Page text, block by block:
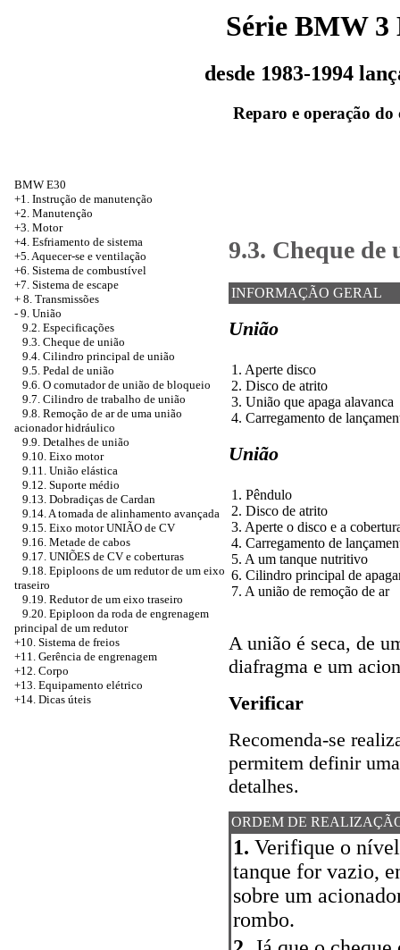
Série BMW 3
desde 1983-1994
Reparo e operação do
BMW E30
+1. Instrução de manutenção
+2. Manutenção
+3. Motor
+4. Esfriamento de sistema
+5. Aquecer-se e ventilação
+6. Sistema de combustível
+7. Sistema de escape
+ 8. Transmissões
- 9. União
9.2. Especificações
9.3. Cheque de união
9.4. Cilindro principal de união
9.5. Pedal de união
9.6. O comutador de união de bloqueio
9.7. Cilindro de trabalho de união
9.8. Remoção de ar de uma união
acionador hidráulico
9.9. Detalhes de união
9.10. Eixo motor
9.11. União elástica
9.12. Suporte médio
9.13. Dobradiças de Cardan
9.14. A tomada de alinhamento avançada
9.15. Eixo motor UNIÃO de CV
9.16. Metade de cabos
9.17. UNIÕES de CV e coberturas
9.18. Epiploons de um redutor de um eixo
traseiro
9.19. Redutor de um eixo traseiro
9.20. Epiploon da roda de engrenagem
principal de um redutor
+10. Sistema de freios
+11. Gerência de engrenagem
+12. Corpo
+13. Equipamento elétrico
+14. Dicas úteis
9.3. Cheque de
INFORMAÇÃO GERAL
União
1. Aperte disco
2. Disco de atrito
3. União que apaga alavanca
4. Carregamento de
União
1. Pêndulo
2. Disco de atrito
3. Aperte o disco e a
4. Carregamento de
5. A um tanque nutritivo
6. Cilindro principal de
7. A união de remoção de ar
A união é seca, de
diafragma e um
Verificar
Recomenda-se
permitem definir
detalhes.
ORDEM DE
1. Verifique o
tanque for vazio,
sobre um
rombo.